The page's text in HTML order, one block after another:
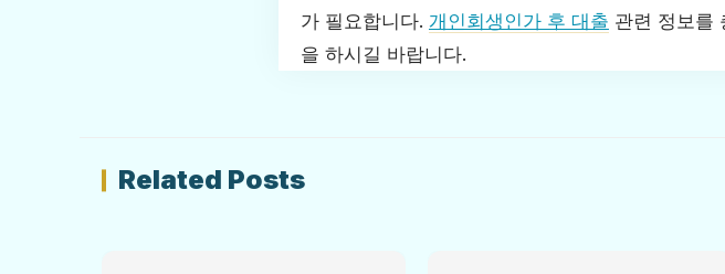
가 필요합니다. 개인회생인가 후 대출 관련 정보를
을 하시길 바랍니다.
Related Posts